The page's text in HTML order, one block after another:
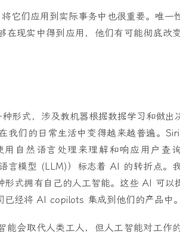
它们应用到实际事务中也很重要。唯
在现实中得到应用，他们有可能彻底改
形式，涉及教机器根据数据学习和做出
我们的日常生活中变得越来越普遍。
用自然语言处理来理解和响应用户查
言模型 (LLM)）标志着 AI 的转折点。
形式拥有自己的人工智能。这些 AI 可以
经将 AI copilots 集成到他们的产品中。
能会取代人类工人，但人工智能对工作